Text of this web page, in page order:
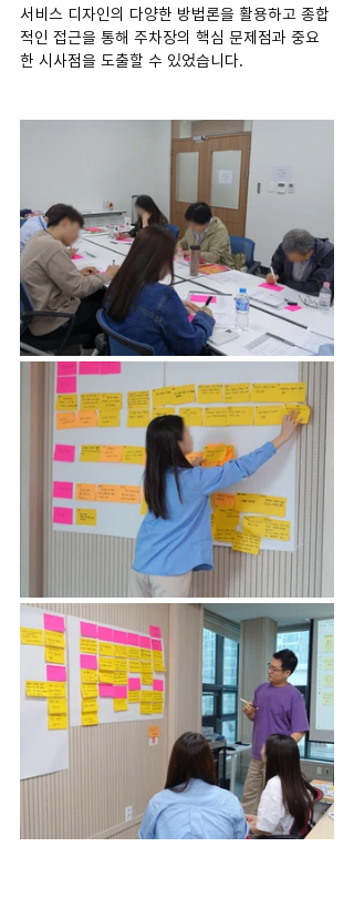
서비스 디자인의 다양한 방법론을 활용하고 종합
적인 접근을 통해 주차장의 핵심 문제점과 중요
한 시사점을 도출할 수 있었습니다.